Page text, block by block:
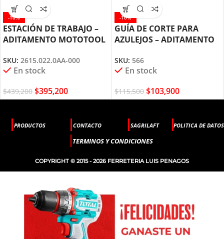
-10%
ESTACIÓN DE TRABAJO –
ADITAMENTO MOTOTOOL
SKU: 2615.022.0AA-000
En stock
$439,200 $395,200
-10%
GUÍA DE CORTE PARA
AZULEJOS – ADITAMENTO
SKU: 566
En stock
$115,500 $103,900
PRODUCTOS CONTACTO SAGRILAFT POLITICA DE DATOS
TERMINOS Y CONDICIONES
COPYRIGHT © 2015 - 2026 FERRETERIA LUIS PENAGOS